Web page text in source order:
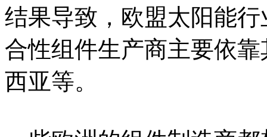
结果导致，欧盟太阳能
合性组件生产商主要依
西亚等。